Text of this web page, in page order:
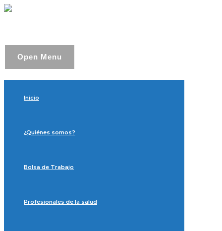
Open Menu
Inicio
¿Quiénes somos?
Bolsa de Trabajo
Profesionales de la salud